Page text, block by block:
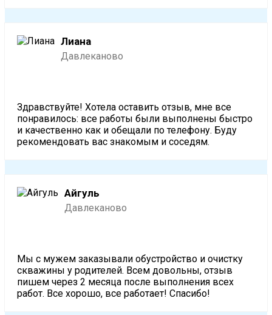
Лиана
Давлеканово
Здравствуйте! Хотела оставить отзыв, мне все
понравилось: все работы были выполнены быстро
и качественно как и обещали по телефону. Буду
рекомендовать вас знакомым и соседям.
Айгуль
Давлеканово
Мы с мужем заказывали обустройство и очистку
скважины у родителей. Всем довольны, отзыв
пишем через 2 месяца после выполнения всех
работ. Все хорошо, все работает! Спасибо!